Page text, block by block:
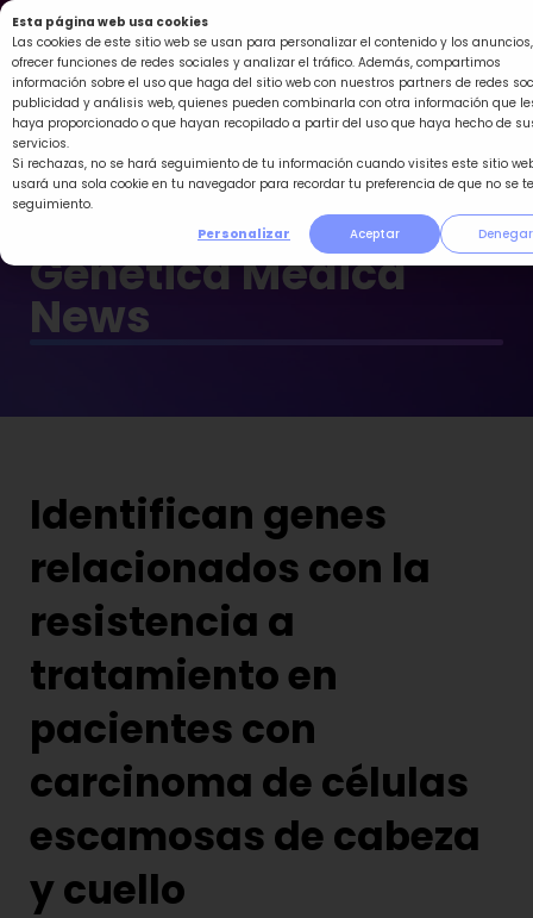
Esta página web usa cookies
Las cookies de este sitio web se usan para personalizar el contenido y los anuncios,
ofrecer funciones de redes sociales y analizar el tráfico. Además, compartimos
información sobre el uso que haga del sitio web con nuestros partners de redes
publicidad y análisis web, quienes pueden combinarla con otra información que
haya proporcionado o que hayan recopilado a partir del uso que haya hecho de
servicios.
Si rechazas, no se hará seguimiento de tu información cuando visites este sitio
usará una sola cookie en tu navegador para recordar tu preferencia de que no se
seguimiento.
Personalizar
Aceptar Denegar
Ir
al
contenido
Genética Médica
News
Identifican genes
relacionados con la
resistencia a
tratamiento en
pacientes con
carcinoma de células
escamosas de cabeza
y cuello